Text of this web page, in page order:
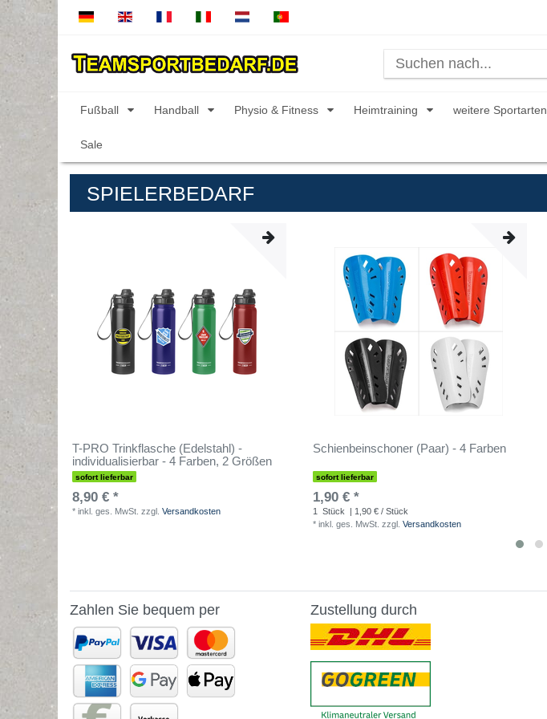
Fußball Handball Physio & Fitness Heimtraining weitere Sportarten
Sale
SPIELERBEDARF
T-PRO Trinkflasche (Edelstahl) -
individualisierbar - 4 Farben, 2 Größen
sofort lieferbar
8,90 € *
* inkl. ges. MwSt. zzgl. Versandkosten
Schienbeinschoner (Paar) - 4 Farben
sofort lieferbar
1,90 € *
1 Stück
| 1,90 € / Stück
* inkl. ges. MwSt. zzgl. Versandkosten
Zahlen Sie bequem per Zustellung durch